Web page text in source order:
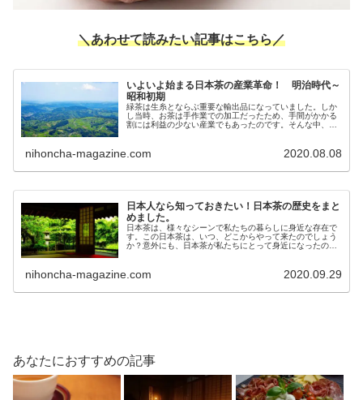
＼あわせて読みたい記事はこちら／
いよいよ始まる日本茶の産業革命！ 明治時代～
昭和初期
緑茶は生糸とならぶ重要な輸出品になっていました。しか
し当時、お茶は手作業での加工だったため、手間がかかる
割には利益の少ない産業でもあったのです。そんな中、い
nihoncha-magazine.com 2020.08.08
日本人なら知っておきたい！日本茶の歴史をまと
めました。
日本茶は、様々なシーンで私たちの暮らしに身近な存在で
す。この日本茶は、いつ、どこからやって来たのでしょう
か？意外にも、日本茶が私たちにとって身近になったの
nihoncha-magazine.com 2020.09.29
あなたにおすすめの記事